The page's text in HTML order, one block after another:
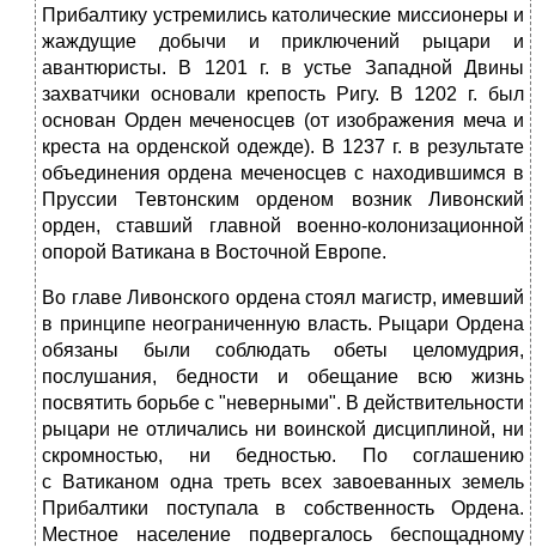
Прибалтику устремились католические миссионеры и
жаждущие добычи и приключений рыцари и
авантюристы. В 1201 г. в устье Западной Двины
захватчики основали крепость Ригу. В 1202 г. был
основан Орден меченосцев (от изображения меча и
креста на орденской одежде). В 1237 г. в результате
объединения ордена меченосцев с находившимся в
Пруссии Тевтонским орденом возник Ливонский
орден, ставший главной военно-колонизационной
опорой Ватикана в Восточной Европе.
Во главе Ливонского ордена стоял магистр, имевший
в принципе неограниченную власть. Рыцари Ордена
обязаны были соблюдать обеты целомудрия,
послушания, бедности и обещание всю жизнь
посвятить борьбе с "неверными". В действительности
рыцари не отличались ни воинской дисциплиной, ни
скромностью, ни бедностью. По соглашению
с Ватиканом одна треть всех завоеванных земель
Прибалтики поступала в собственность Ордена.
Местное население подвергалось беспощадному